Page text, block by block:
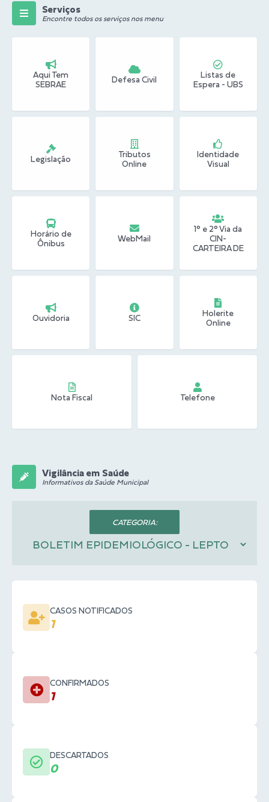
Cultura
JORNADA DO PATRIMÔNIO
Serviços
Encontre todos os serviços nos menu
Aqui Tem
SEBRAE
Defesa Civil
Listas de
Espera - UBS
Legislação
Tributos
Online
Identidade
Visual
Horário de
Ônibus
WebMail
1° e 2° Via da
CIN-
CARTEIRA DE
NACIONAL
Ouvidoria SIC
Holerite
Online
Nota Fiscal Telefone
Vigilância em Saúde
Informativos da Saúde Municipal
CATEGORIA:
CASOS NOTIFICADOS
1
CONFIRMADOS
1
DESCARTADOS
0